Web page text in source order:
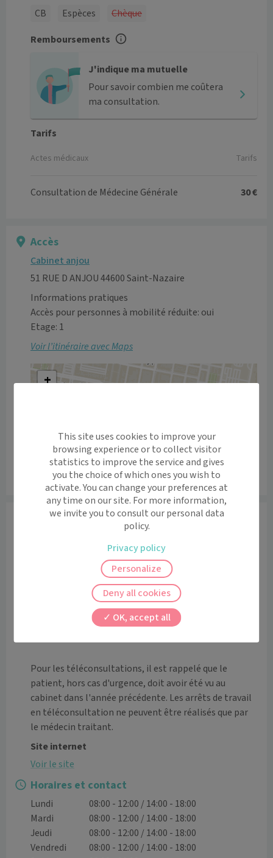
CB
Espèces
Chèque
Remboursements
J'indique ma mutuelle
Pour savoir combien me coûtera
ma consultation.
Tarifs
Actes médicaux Tarifs
Consultation de Médecine Générale 30 €
Accès
Cabinet anjou
51 RUE D ANJOU 44600 Saint-Nazaire
Informations pratiques
Accès pour personnes à mobilité réduite: oui
Etage: 1
Voir l’itinéraire avec Maps
+
Leaflet|©OpenStreetMapcontributors
Informations
cabinet situé 51 rue d'Anjou à Saint Nazaire.
Le Docteur pratique la médecine générale et la
médecine du sport et accueille ses patients du
nourrisson à la personne âgée.  Attention néanmoins,
le bureau de consultation est situé au premier étage,
sans ascenseur.
Pour les téléconsultations, il est rappelé que le
patient, hors cas d'urgence, doit avoir été vu au
cabinet dans l'année précédente. Les arrêts de travail
en téléconsultation ne peuvent être réalisés que par
le médecin traitant.
Site internet
Voir le site
Horaires et contact
Lundi
08:00 - 12:00 / 14:00 - 18:00
Mardi
08:00 - 12:00 / 14:00 - 18:00
Jeudi
08:00 - 12:00 / 14:00 - 18:00
Vendredi
08:00 - 12:00 / 14:00 - 18:00
This site uses cookies to improve your
browsing experience or to collect visitor
statistics to improve the service and gives
you the choice of which ones you wish to
activate. You can change your preferences at
any time on our site. For more information,
we invite you to consult our personal data
policy.
OK, accept all
Deny all cookies
Personalize
Privacy policy